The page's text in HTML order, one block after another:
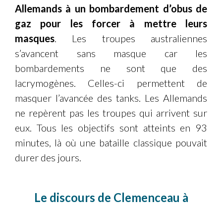
Allemands à un bombardement d’obus de
gaz pour les forcer à mettre leurs
masques . Les troupes australiennes
s’avancent sans masque car les
bombardements ne sont que des
lacrymogènes. Celles-ci permettent de
masquer l’avancée des tanks. Les Allemands
ne repèrent pas les troupes qui arrivent sur
eux. Tous les objectifs sont atteints en 93
minutes, là où une bataille classique pouvait
durer des jours.
Le discours de Clemenceau à